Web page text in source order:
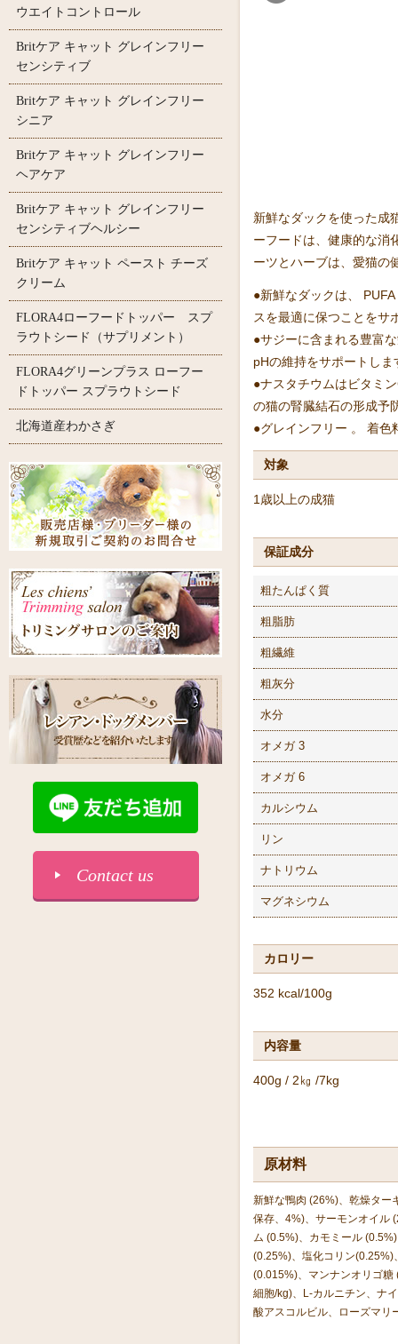
新鮮なダックを使った成
ーフードは、健康的な消
ーツとハーブは、愛猫の
●新鮮なダックは、
スを最適に保つことをサ
●サジーに含まれる豊富
pHの維持をサポートしま
●ナスタチウムはビタミ
の猫の腎臓結石の形成予
●グレインフリー 。 着色
対象
1歳以上の成猫
保証成分
粗たんぱく質
粗脂肪
粗繊維
粗灰分
水分
オメガ 3
オメガ 6
カルシウム
リン
ナトリウム
マグネシウム
カロリー
352 kcal/100g
内容量
400g / 2㎏ /7kg
原材料
新鮮な鴨肉 (26%)、乾燥ター
保存、4%)、サーモンオイル
ム (0.5%)、カモミール
(0.25%)、塩化コリン(0.25%)
(0.015%)、マンナンオリゴ
細胞/kg)、L-カルニチン、ナ
酸アスコルビル、ローズマリ
ウエイトコントロール
Britケア キャット グレインフリー
センシティブ
Britケア キャット グレインフリー
シニア
Britケア キャット グレインフリー
ヘアケア
Britケア キャット グレインフリー
センシティブヘルシー
Britケア キャット ペースト チーズ
クリーム
FLORA4ローフードトッパー スプ
ラウトシード（サプリメント）
FLORA4グリーンプラス ローフー
ドトッパー スプラウトシード
北海道産わかさぎ
Contact us